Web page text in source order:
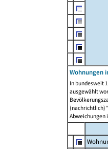
Wohnungen
In bundesweit
ausgewählt
Abweichungen